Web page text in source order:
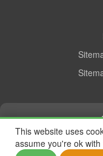
This website uses
assume you're ok